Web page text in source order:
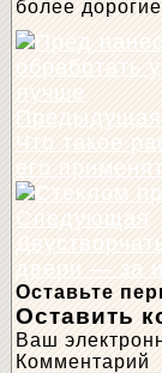
более
Предыдущая
Что такое
его
Следующая
двери — за
Оставьте
Оставить
Ваш
Комментарий